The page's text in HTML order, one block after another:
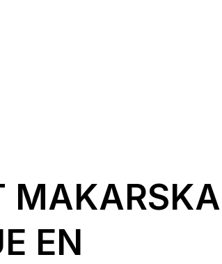
EN